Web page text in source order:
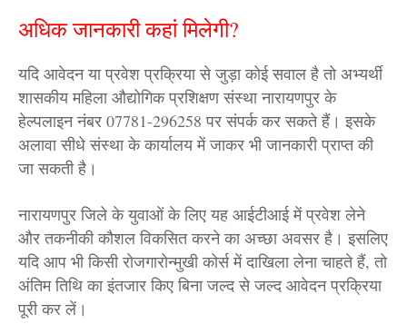
अधिक जानकारी कहां मिलेगी?
यदि आवेदन या प्रवेश प्रक्रिया से जुड़ा कोई सवाल है तो अभ्यर्थी
शासकीय महिला औद्योगिक प्रशिक्षण संस्था नारायणपुर के
हेल्पलाइन नंबर 07781-296258 पर संपर्क कर सकते हैं। इसके
अलावा सीधे संस्था के कार्यालय में जाकर भी जानकारी प्राप्त की
जा सकती है।
नारायणपुर जिले के युवाओं के लिए यह आईटीआई में प्रवेश लेने
और तकनीकी कौशल विकसित करने का अच्छा अवसर है। इसलिए
यदि आप भी किसी रोजगारोन्मुखी कोर्स में दाखिला लेना चाहते हैं, तो
अंतिम तिथि का इंतजार किए बिना जल्द से जल्द आवेदन प्रक्रिया
पूरी कर लें।